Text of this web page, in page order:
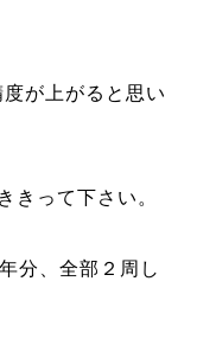
が上がると思い
きって下さい。
分、全部２周し